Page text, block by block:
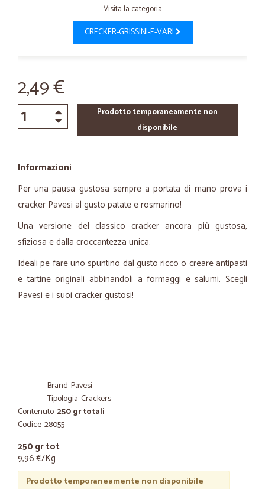
Visita la categoria
CRECKER-GRISSINI-E-VARI
2,49 €
Prodotto temporaneamente non
disponibile
Informazioni
Per una pausa gustosa sempre a portata di mano prova i
cracker Pavesi al gusto patate e rosmarino!
Una versione del classico cracker ancora più gustosa,
sfiziosa e dalla croccantezza unica.
Ideali pe fare uno spuntino dal gusto ricco o creare antipasti
e tartine originali abbinandoli a formaggi e salumi. Scegli
Pavesi e i suoi cracker gustosi!
Brand: Pavesi
Tipologia: Crackers
Contenuto:250 gr totali
Codice: 28055
250 gr tot
9,96 €/Kg
Prodotto temporaneamente non disponibile